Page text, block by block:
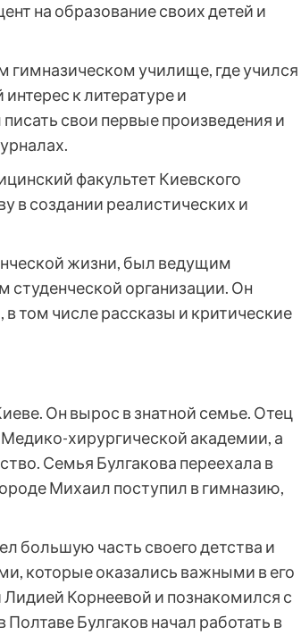
на образование своих детей и
училище, где учился
к литературе и
свои первые произведения и
факультет Киевского
в создании реалистических и
жизни, был ведущим
студенческой организации. Он
том числе рассказы и критические
Он вырос в знатной семье. Отец
хирургической академии, а
Семья Булгакова переехала в
Михаил поступил в гимназию,
большую часть своего детства и
которые оказались важными в его
Корнеевой и познакомился с
Булгаков начал работать в